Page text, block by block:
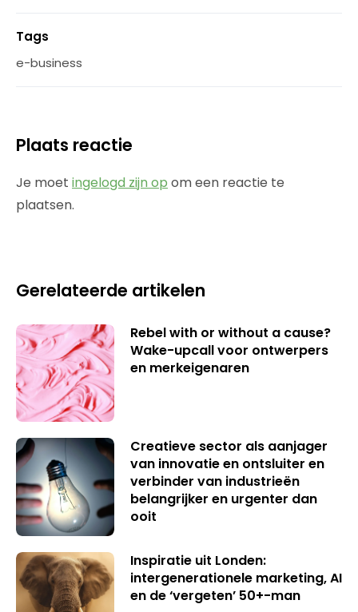
Tags
e-business
Plaats reactie
Je moet ingelogd zijn op om een reactie te
plaatsen.
Gerelateerde artikelen
Rebel with or without a cause?
Wake-upcall voor ontwerpers
en merkeigenaren
Creatieve sector als aanjager
van innovatie en ontsluiter en
verbinder van industrieën
belangrijker en urgenter dan
ooit
Inspiratie uit Londen:
intergenerationele marketing, AI
en de ‘vergeten’ 50+-man